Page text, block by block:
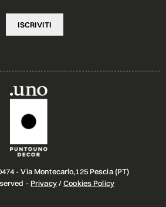
- Via Montecarlo,125 Pescia (PT)
- Privacy/Cookies Policy